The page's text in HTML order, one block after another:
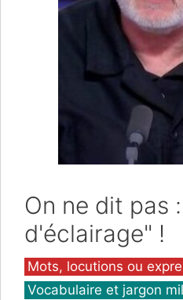
On ne dit pas
d'éclairage" !
Catégories
Mots, locutions ou
Vocabulaire et jargon